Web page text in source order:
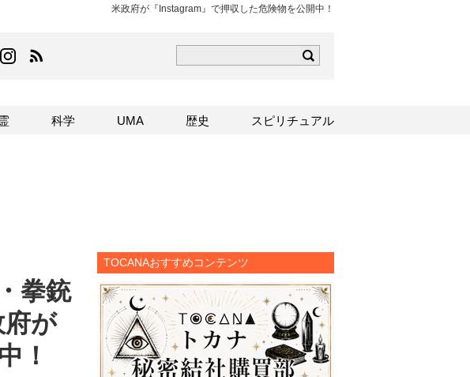
米政府が『Instagram』で押収した危険物を公開中！
のFacebookはこちら
TOCANAのinstagramはこちら
拳銃
が
！
TOCANAおすすめコンテンツ
科学 UMA 歴史 スピリチュアル